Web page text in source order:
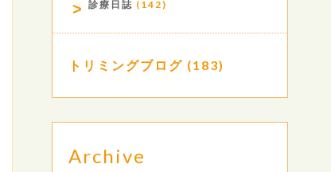
診療日誌 (142)
トリミングブログ (183)
Archive